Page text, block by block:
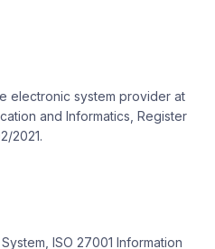
electronic system provider at
and Informatics, Register
2021.
ISO 27001 Information